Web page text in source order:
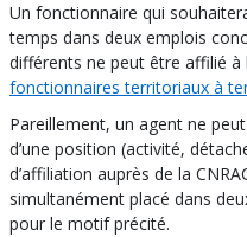
Un fonctionnaire qui
temps dans deux emplois
différents ne peut être affilié à
fonctionnaires territoriaux à
Pareillement, un agent ne
d’une position (activité,
d’affiliation auprès de la
simultanément placé dans
pour le motif précité.